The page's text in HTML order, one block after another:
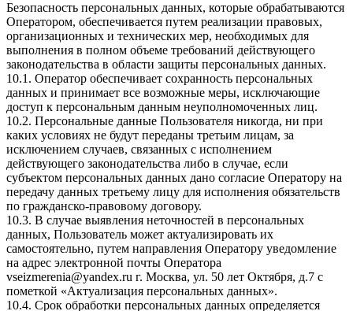
Безопасность персональных данных, которые обрабатываются
Оператором, обеспечивается путем реализации правовых,
организационных и технических мер, необходимых для
выполнения в полном объеме требований действующего
законодательства в области защиты персональных данных.
10.1. Оператор обеспечивает сохранность персональных
данных и принимает все возможные меры, исключающие
доступ к персональным данным неуполномоченных лиц.
10.2. Персональные данные Пользователя никогда, ни при
каких условиях не будут переданы третьим лицам, за
исключением случаев, связанных с исполнением
действующего законодательства либо в случае, если
субъектом персональных данных дано согласие Оператору на
передачу данных третьему лицу для исполнения обязательств
по гражданско-правовому договору.
10.3. В случае выявления неточностей в персональных
данных, Пользователь может актуализировать их
самостоятельно, путем направления Оператору уведомление
на адрес электронной почты Оператора
vseizmerenia@yandex.ru г. Москва, ул. 50 лет Октября, д.7 с
пометкой «Актуализация персональных данных».
10.4. Срок обработки персональных данных определяется